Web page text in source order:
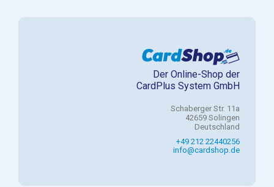
Der Online-Shop der
CardPlus System GmbH
Schaberger Str. 11a
42659 Solingen
Deutschland
+49 212 22440256
info@cardshop.de